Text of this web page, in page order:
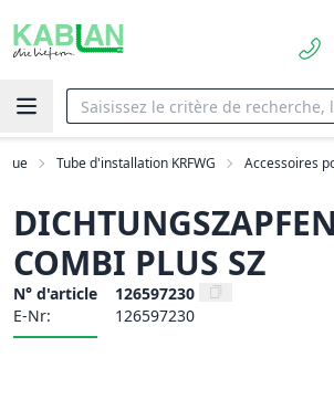
Tube d'installation KRFWG Accessoires
COMBI PLUS SZ
N° d'article
126597230
E-Nr:
126597230